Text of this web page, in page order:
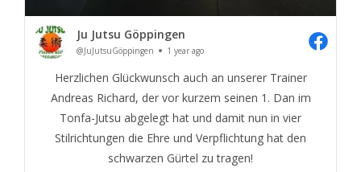
Ju Jutsu Göppingen
@JuJutsuGöppingen 1 year ago
Herzlichen Glückwunsch auch an unserer Trainer
Andreas Richard, der vor kurzem seinen 1. Dan im
Tonfa-Jutsu abgelegt hat und damit nun in vier
Stilrichtungen die Ehre und Verpflichtung hat den
schwarzen Gürtel zu tragen!